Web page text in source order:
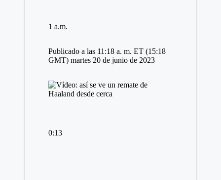
1 a.m.
Publicado a las 11:18 a. m. ET (15:18
GMT) martes 20 de junio de 2023
0:13